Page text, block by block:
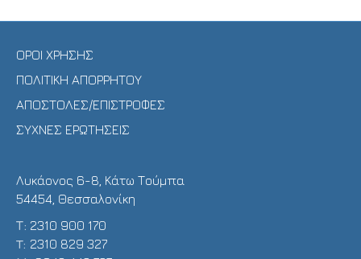
ΟΡΟΙ ΧΡΗΣΗΣ
ΠΟΛΙΤΙΚΗ ΑΠΟΡΡΗΤΟΥ
ΑΠΟΣΤΟΛΕΣ/ΕΠΙΣΤΡΟΦΕΣ
ΣΥΧΝΕΣ ΕΡΩΤΗΣΕΙΣ
Λυκάονος 6-8, Κάτω Τούμπα
54454, Θεσσαλονίκη
Τ: 2310 900 170
T: 2310 829 327